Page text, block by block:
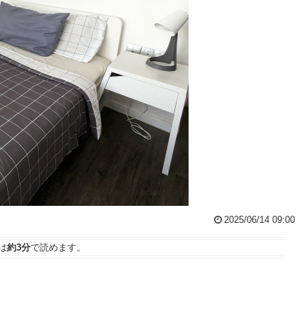
2025/06/14 09:00
約3分で読めます。